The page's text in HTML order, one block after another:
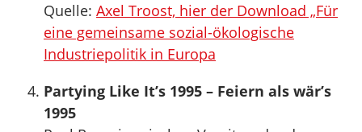
Quelle: Axel Troost, hier der Download „Für
eine gemeinsame sozial-ökologische
Industriepolitik in Europa
Partying Like It’s 1995 – Feiern als wär’s
1995